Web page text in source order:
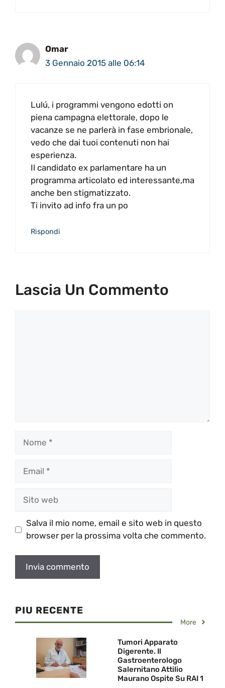
Omar
3 Gennaio 2015 alle 06:14
Lulú, i programmi vengono edotti on
piena campagna elettorale, dopo le
vacanze se ne parlerà in fase embrionale,
vedo che dai tuoi contenuti non hai
esperienza.
Il candidato ex parlamentare ha un
programma articolato ed interessante,ma
anche ben stigmatizzato.
Ti invito ad info fra un po
Rispondi
Lascia Un Commento
Salva il mio nome, email e sito web in questo
browser per la prossima volta che commento.
PIU RECENTE
More
Tumori Apparato
Digerente. Il
Gastroenterologo
Salernitano Attilio
Maurano Ospite Su RAI 1